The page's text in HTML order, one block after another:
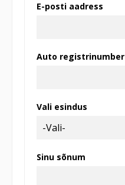
E-posti aadress
Auto registrinumber
Vali esindus
Sinu sõnum